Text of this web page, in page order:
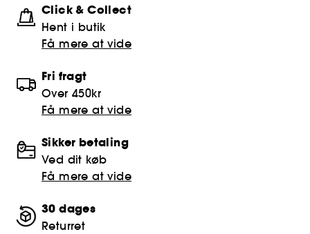
Click & Collect
Hent i butik
Få mere at vide
Fri fragt
Over 450kr
Få mere at vide
Sikker betaling
Ved dit køb
Få mere at vide
30 dages
Returret